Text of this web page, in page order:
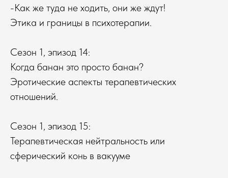
-Как же туда не ходить, они же ждут!
Этика и границы в психотерапии.
Сезон 1, эпизод 14:
Когда банан это просто банан?
Эротические аспекты терапевтических
отношений.
Сезон 1, эпизод 15:
Терапевтическая нейтральность или
сферический конь в вакууме